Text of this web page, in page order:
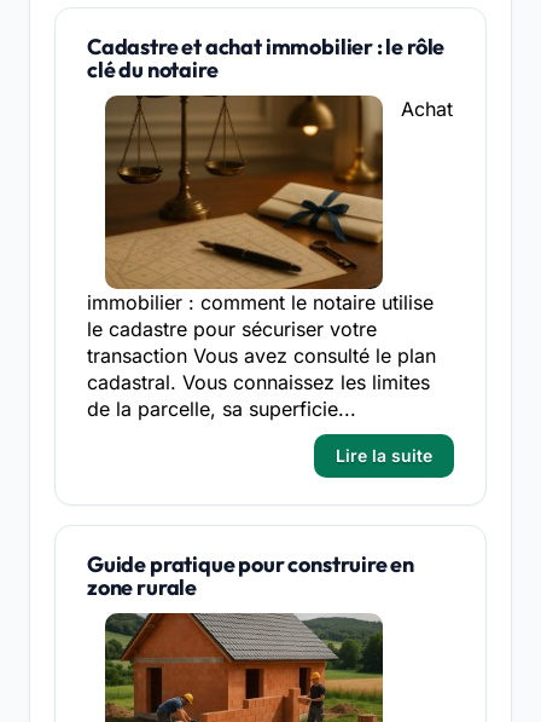
Cadastre et achat immobilier : le rôle
clé du notaire
Achat
immobilier : comment le notaire utilise
le cadastre pour sécuriser votre
transaction Vous avez consulté le plan
cadastral. Vous connaissez les limites
de la parcelle, sa superficie...
Lire la suite
Guide pratique pour construire en
zone rurale